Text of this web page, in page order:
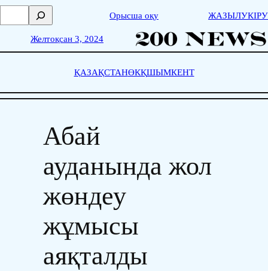
Skip
о
с
Орысша оқу ЖАЗЫЛУКІРУ
Желтоқсан 3, 2024
ҚАЗАҚСТАНӨКҚШЫМКЕНТ
Абай
ауданында жол
жөндеу
жұмысы
аяқталды